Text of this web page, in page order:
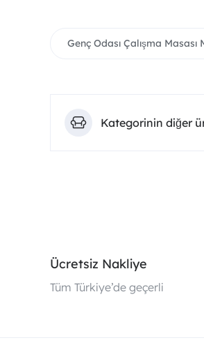
Genç Odası Çalışma Masası
Kategorinin diğer
Ücretsiz Nakliye
Tüm Türkiye’de geçerli